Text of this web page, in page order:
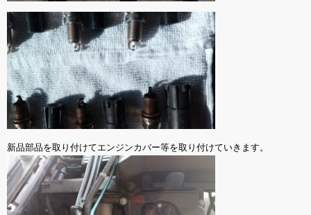
新品部品を取り付けてエンジンカバー等を取り付けていきます。